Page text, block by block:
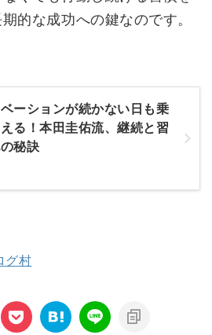
的な成功への鍵なのです。
ーションが続かない日も乗
る！本田圭佑流、継続と習
秘訣
グ村